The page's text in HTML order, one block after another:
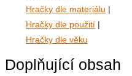
Hračky dle materiálu |
Hračky dle použití |
Hračky dle věku
Doplňující obsah